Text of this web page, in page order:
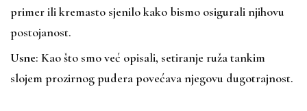
primer ili kremasto sjenilo kako bismo osigurali njihovu
postojanost.
Usne: Kao što smo već opisali, setiranje ruža tankim
slojem prozirnog pudera povećava njegovu dugotrajnost.